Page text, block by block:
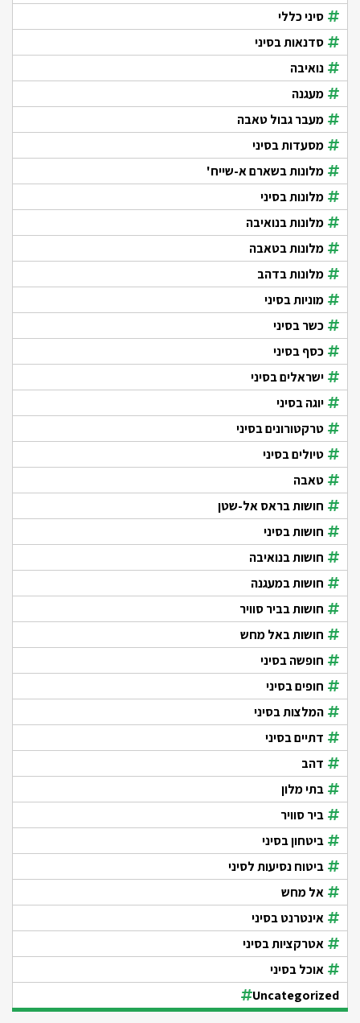
סיני כללי
סדנאות בסיני
נואיבה
מעגנה
מעבר גבול טאבה
מסעדות בסיני
מלונות בשארם א-שייח'
מלונות בסיני
מלונות בנואיבה
מלונות בטאבה
מלונות בדהב
מוניות בסיני
כשר בסיני
כסף בסיני
ישראלים בסיני
יוגה בסיני
טרקטורונים בסיני
טיולים בסיני
טאבה
חושות בראס אל-שטן
חושות בסיני
חושות בנואיבה
חושות במעגנה
חושות בביר סוויר
חושות באל מחש
חופשה בסיני
חופים בסיני
המלצות בסיני
דתיים בסיני
דהב
בתי מלון
ביר סוויר
ביטחון בסיני
ביטוח נסיעות לסיני
אל מחש
אינטרנט בסיני
אטרקציות בסיני
אוכל בסיני
Uncategorized